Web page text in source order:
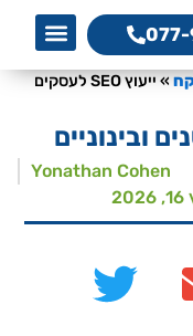
»
ייעוץ SEO לעסקים
‪Yonathan Cohen‬‏